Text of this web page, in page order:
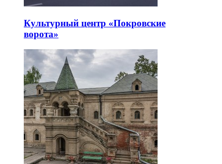
Культурный центр «Покровские
ворота»